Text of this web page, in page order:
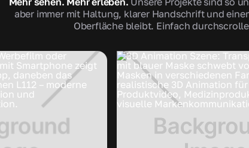
aber immer mit Haltung, klarer Handschrift und
Oberfläche bleibt. Einfach